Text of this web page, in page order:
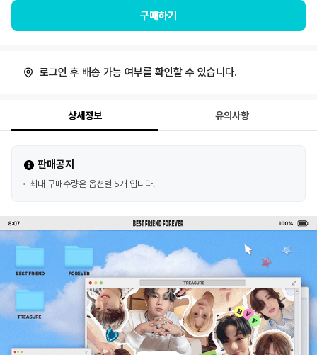
구매하기
로그인 후 배송 가능 여부를 확인할 수 있습니다.
상세정보 유의사항
판매공지
최대 구매수량은 옵션별 5개 입니다.